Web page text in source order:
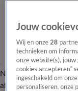
Nieuws van de Dag
afleveringVideo's
Jouw
Wij en onze28
technieken om
onze website(s),
cookies accepteren”
ingeschakeld om
personaliseren, onze